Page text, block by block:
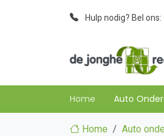
Hulp nodig? Bel ons:
Home Auto
Home Auto